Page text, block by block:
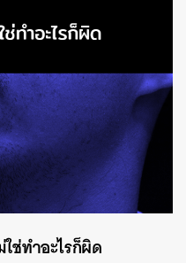
ช่ทำอะไรก็ผิด